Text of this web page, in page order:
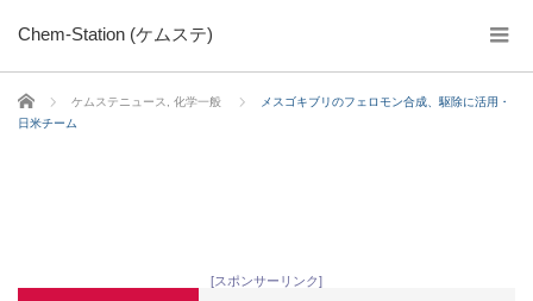
Chem-Station (ケムステ)
ホーム ケムステニュース 化学一般
メスゴキブリのフェロモン合成、駆除に活用・
日米チーム
[スポンサーリンク]